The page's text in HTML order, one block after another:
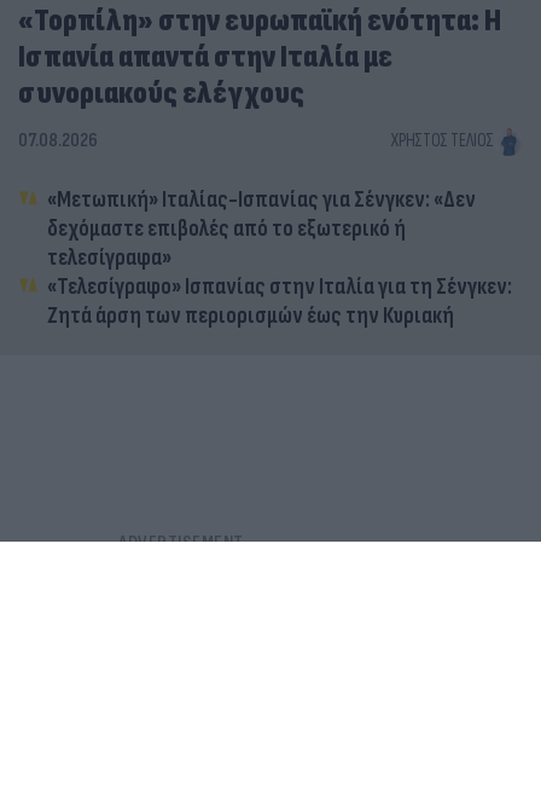
«Τορπίλη» στην ευρωπαϊκή ενότητα: Η
Ισπανία απαντά στην Ιταλία με
συνοριακούς ελέγχους
07.08.2026 ΧΡΉΣΤΟΣ ΤΈΛΙΟΣ
«Μετωπική» Ιταλίας-Ισπανίας για Σένγκεν: «Δεν
δεχόμαστε επιβολές από το εξωτερικό ή
τελεσίγραφα»
«Τελεσίγραφο» Ισπανίας στην Ιταλία για τη Σένγκεν:
Ζητά άρση των περιορισμών έως την Κυριακή